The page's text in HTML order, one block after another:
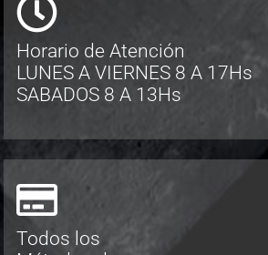
Horario de Atención
LUNES A VIERNES 8 A 17Hs
SABADOS 8 A 13Hs
Todos los